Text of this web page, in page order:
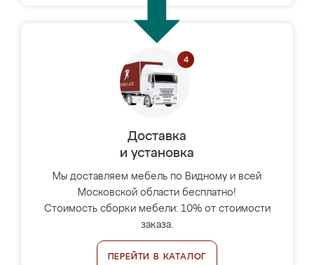
Доставка
и установка
Мы доставляем мебель по Видному и всей
Московской области бесплатно!
Стоимость сборки мебели: 10% от стоимости
заказа.
ПЕРЕЙТИ В КАТАЛОГ